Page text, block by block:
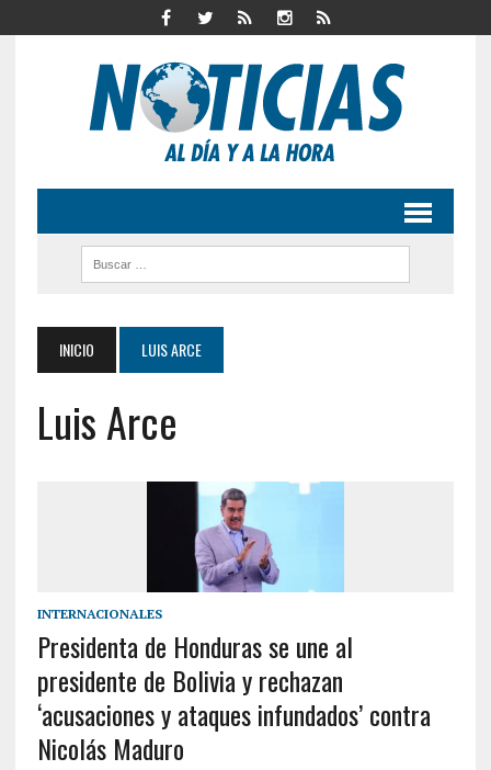
INICIO LUIS ARCE
Luis Arce
INTERNACIONALES
Presidenta de Honduras se une al
presidente de Bolivia y rechazan
‘acusaciones y ataques infundados’ contra
Nicolás Maduro